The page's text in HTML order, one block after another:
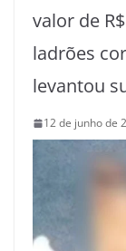
valor de
ladrões
levantou
12 de junho de